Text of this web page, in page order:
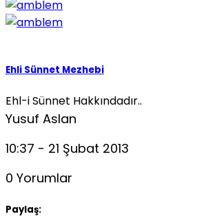
Ehli Sünnet Mezhebi
Ehl-i Sünnet Hakkındadır..
Yusuf Aslan
10:37 - 21 Şubat 2013
0 Yorumlar
Paylaş: